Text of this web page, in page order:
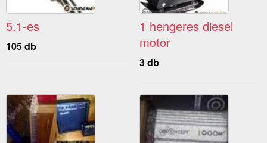
5.1-es
105 db
1 hengeres diesel
motor
3 db